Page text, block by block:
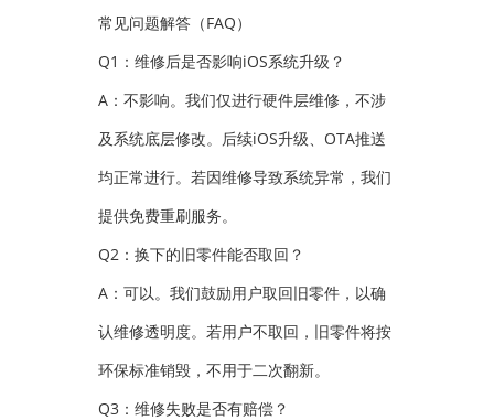
常见问题解答（FAQ）
Q1：维修后是否影响iOS系统升级？
A：不影响。我们仅进行硬件层维修，不涉
及系统底层修改。后续iOS升级、OTA推送
均正常进行。若因维修导致系统异常，我们
提供免费重刷服务。
Q2：换下的旧零件能否取回？
A：可以。我们鼓励用户取回旧零件，以确
认维修透明度。若用户不取回，旧零件将按
环保标准销毁，不用于二次翻新。
Q3：维修失败是否有赔偿？